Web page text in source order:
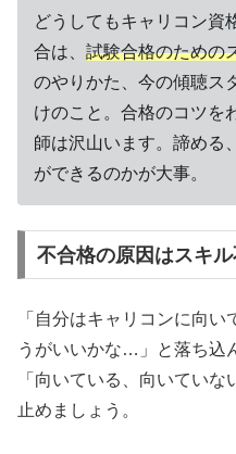
どうしてもキャリコン資
合は、 試験合格のための
のやりかた、今の傾聴ス
けのこと。合格のコツを
師は沢山います。諦める
ができるのかが大事。
不合格の原因はスキ
「自分はキャリコンに向
うがいいかな…」と落ち込
「向いている、向いてい
止めましょう。